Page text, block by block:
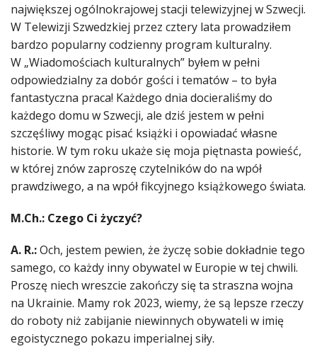
największej ogólnokrajowej stacji telewizyjnej w Szwecji.
W Telewizji Szwedzkiej przez cztery lata prowadziłem
bardzo popularny codzienny program kulturalny.
W „Wiadomościach kulturalnych” byłem w pełni
odpowiedzialny za dobór gości i tematów – to była
fantastyczna praca! Każdego dnia docieraliśmy do
każdego domu w Szwecji, ale dziś jestem w pełni
szczęśliwy mogąc pisać książki i opowiadać własne
historie. W tym roku ukaże się moja piętnasta powieść,
w której znów zaproszę czytelników do na wpół
prawdziwego, a na wpół fikcyjnego książkowego świata.
M.Ch.: Czego Ci życzyć?
A. R.:Och, jestem pewien, że życzę sobie dokładnie tego
samego, co każdy inny obywatel w Europie w tej chwili.
Proszę niech wreszcie zakończy się ta straszna wojna
na Ukrainie. Mamy rok 2023, wiemy, że są lepsze rzeczy
do roboty niż zabijanie niewinnych obywateli w imię
egoistycznego pokazu imperialnej siły.